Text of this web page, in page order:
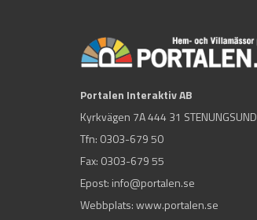
Portalen Interaktiv AB
Kyrkvägen 7A 444 31 STENUNGSUND
Tfn: 0303-679 50
Fax: 0303-679 55
Epost: info@portalen.se
Webbplats: www.portalen.se